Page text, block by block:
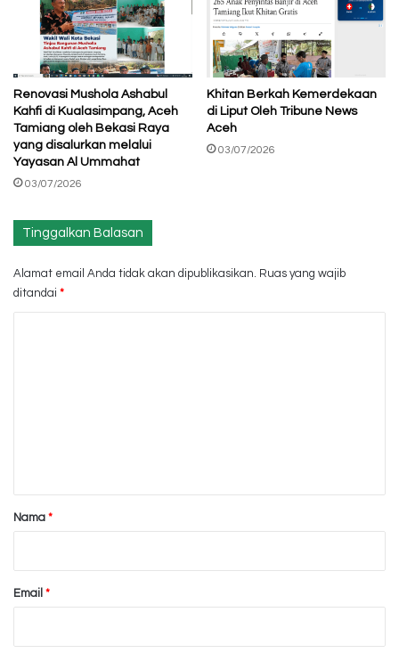
Renovasi Mushola Ashabul
Kahfi di Kualasimpang, Aceh
Tamiang oleh Bekasi Raya
yang disalurkan melalui
Yayasan Al Ummahat
03/07/2026
Khitan Berkah Kemerdekaan
di Liput Oleh Tribune News
Aceh
03/07/2026
Tinggalkan Balasan
Alamat email Anda tidak akan dipublikasikan. Ruas yang wajib
ditandai *
rNama *
Email *